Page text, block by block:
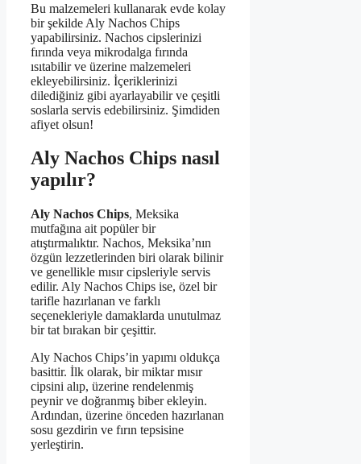
Bu malzemeleri kullanarak evde kolay
bir şekilde Aly Nachos Chips
yapabilirsiniz. Nachos cipslerinizi
fırında veya mikrodalga fırında
ısıtabilir ve üzerine malzemeleri
ekleyebilirsiniz. İçeriklerinizi
dilediğiniz gibi ayarlayabilir ve çeşitli
soslarla servis edebilirsiniz. Şimdiden
afiyet olsun!
Aly Nachos Chips nasıl
yapılır?
Aly Nachos Chips, Meksika
mutfağına ait popüler bir
atıştırmalıktır. Nachos, Meksika’nın
özgün lezzetlerinden biri olarak bilinir
ve genellikle mısır cipsleriyle servis
edilir. Aly Nachos Chips ise, özel bir
tarifle hazırlanan ve farklı
seçenekleriyle damaklarda unutulmaz
bir tat bırakan bir çeşittir.
Aly Nachos Chips’in yapımı oldukça
basittir. İlk olarak, bir miktar mısır
cipsini alıp, üzerine rendelenmiş
peynir ve doğranmış biber ekleyin.
Ardından, üzerine önceden hazırlanan
sosu gezdirin ve fırın tepsisine
yerleştirin.